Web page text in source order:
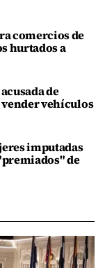
comercios de
hurtados a
de
vehículos
imputadas
de